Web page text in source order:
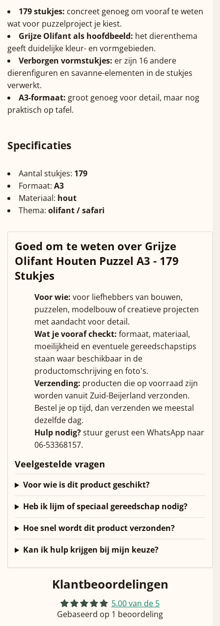
179 stukjes: concreet genoeg om vooraf te weten
wat voor puzzelproject je kiest.
Grijze Olifant als hoofdbeeld: het dierenthema
geeft duidelijke kleur- en vormgebieden.
Verborgen vormstukjes: er zijn 16 andere
dierenfiguren en savanne-elementen in de stukjes
verwerkt.
A3-formaat: groot genoeg voor detail, maar nog
praktisch op tafel.
Specificaties
Aantal stukjes: 179
Formaat: A3
Materiaal: hout
Thema: olifant / safari
Goed om te weten over Grijze
Olifant Houten Puzzel A3 - 179
Stukjes
Voor wie: voor liefhebbers van bouwen,
puzzelen, modelbouw of creatieve projecten
met aandacht voor detail.
Wat je vooraf checkt: formaat, materiaal,
moeilijkheid en eventuele gereedschapstips
staan waar beschikbaar in de
productomschrijving en foto's.
Verzending: producten die op voorraad zijn
worden vanuit Zuid-Beijerland verzonden.
Bestel je op tijd, dan verzenden we meestal
dezelfde dag.
Hulp nodig?stuur gerust een WhatsApp naar
06-53368157.
Veelgestelde vragen
Voor wie is dit product geschikt?
Heb ik lijm of speciaal gereedschap nodig?
Hoe snel wordt dit product verzonden?
Kan ik hulp krijgen bij mijn keuze?
Klantbeoordelingen
5.00 van de 5
Gebaseerd op 1 beoordeling